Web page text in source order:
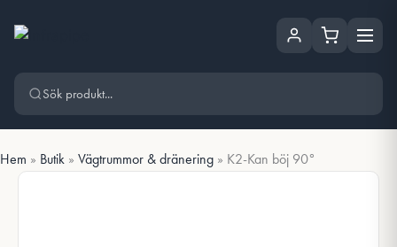
Hem » Butik » Vägtrummor & dränering » K2-Kan böj 90°